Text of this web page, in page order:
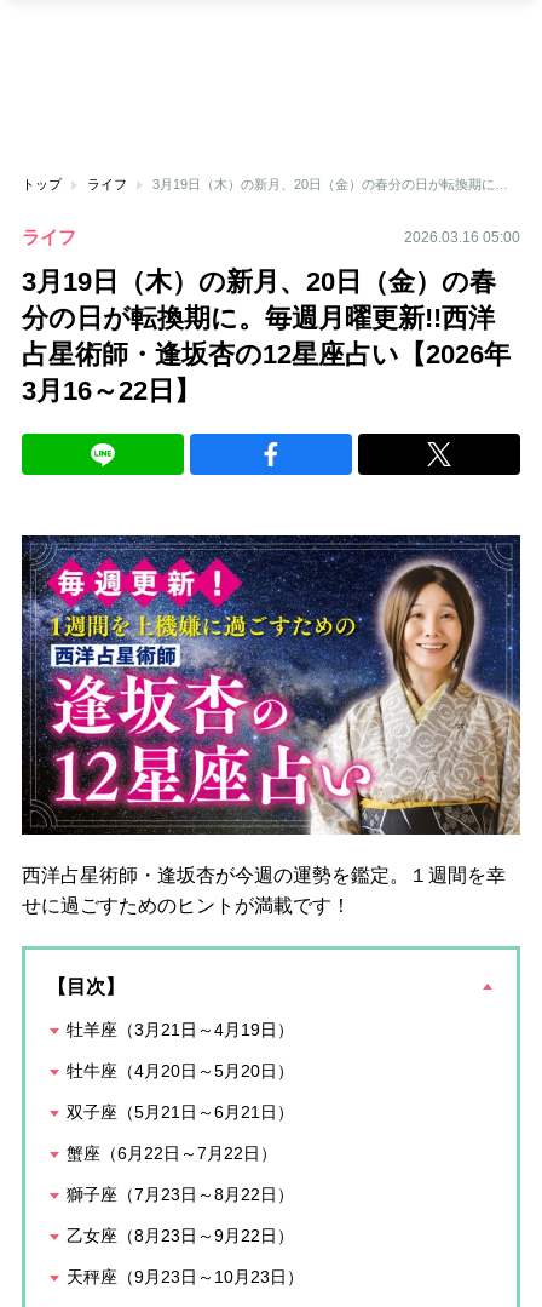
トップ ライフ
ライフ 2026.03.16 05:00
3月19日（木）の新月、20日（金）の春
分の日が転換期に。毎週月曜更新!!西洋
占星術師・逢坂杏の12星座占い【2026年
3月16～22日】
西洋占星術師・逢坂杏が今週の運勢を鑑定。１週間を幸
せに過ごすためのヒントが満載です！
【目次】
牡羊座（3月21日～4月19日）
牡牛座（4月20日～5月20日）
双子座（5月21日～6月21日）
蟹座（6月22日～7月22日）
獅子座（7月23日～8月22日）
乙女座（8月23日～9月22日）
天秤座（9月23日～10月23日）